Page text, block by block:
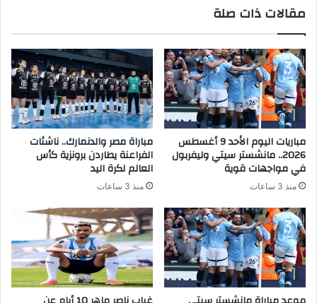
مقالات ذات صلة
مباريات اليوم الأحد 9 أغسطس
2026.. مانشستر سيتي وليفربول
في مواجهات قوية
منذ 3 ساعات
مباراة مصر والدنمارك.. ناشئات
الفراعنة يطاردن برونزية كأس
العالم لكرة اليد
منذ 3 ساعات